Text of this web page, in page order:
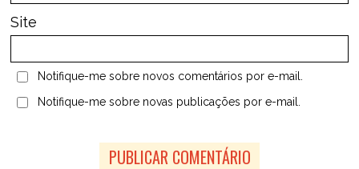
Site
Notifique-me sobre novos comentários por e-mail.
Notifique-me sobre novas publicações por e-mail.